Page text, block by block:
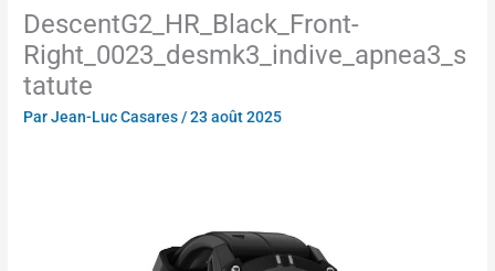
DescentG2_HR_Black_Front-
Right_0023_desmk3_indive_apnea3_s
tatute
ParJean-Luc Casares/23 août 2025